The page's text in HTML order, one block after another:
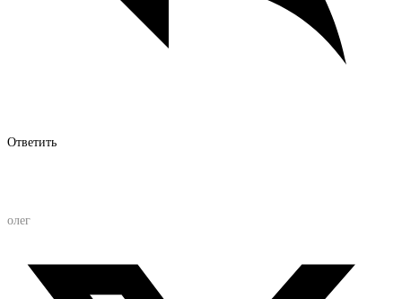
Ответить
олег